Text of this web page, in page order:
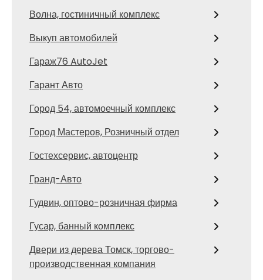
Волна, гостиничный комплекс
Выкуп автомобилей
Гараж76 AutoJet
Гарант Авто
Город 54, автомоечный комплекс
Город Мастеров, Розничный отдел
Гостехсервис, автоцентр
Гранд-Авто
Гудвин, оптово-розничная фирма
Гусар, банный комплекс
Двери из дерева Томск, торгово-
производственная компания